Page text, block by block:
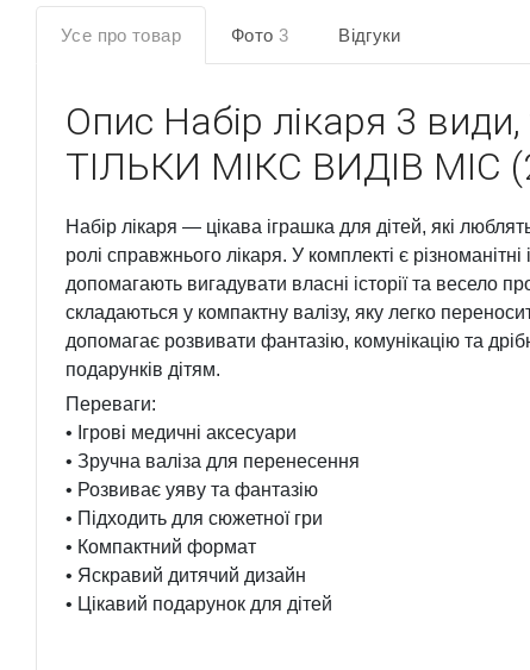
Усе про товар Фото 3 Відгуки
Опис Набір лікаря 3
ТІЛЬКИ МІКС ВИДІВ MIC
Набір лікаря — цікава іграшка для дітей, які
ролі справжнього лікаря. У комплекті є різноманітні
допомагають вигадувати власні історії та весело
складаються у компактну валізу, яку легко
допомагає розвивати фантазію, комунікацію та
подарунків дітям.
Переваги:
• Ігрові медичні аксесуари
• Зручна валіза для перенесення
• Розвиває уяву та фантазію
• Підходить для сюжетної гри
• Компактний формат
• Яскравий дитячий дизайн
• Цікавий подарунок для дітей